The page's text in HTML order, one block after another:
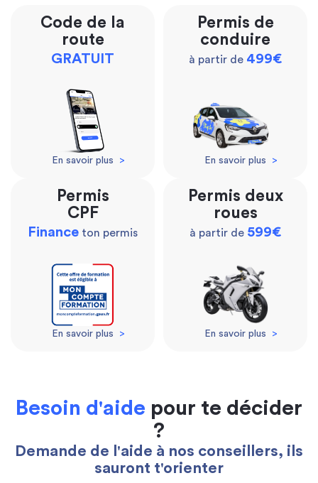
Code de la
route
GRATUIT
En savoir plus >
Permis de
conduire
à partir de 499€
En savoir plus >
Permis
CPF
Finance ton permis
En savoir plus >
Permis deux
roues
à partir de 599€
En savoir plus >
Besoin d'aide pour te décider
?
Demande de l'aide à nos conseillers, ils
sauront t'orienter